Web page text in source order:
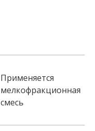
Применяется
мелкофракционная
смесь